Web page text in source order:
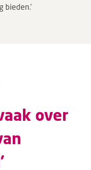
bieden.’
over